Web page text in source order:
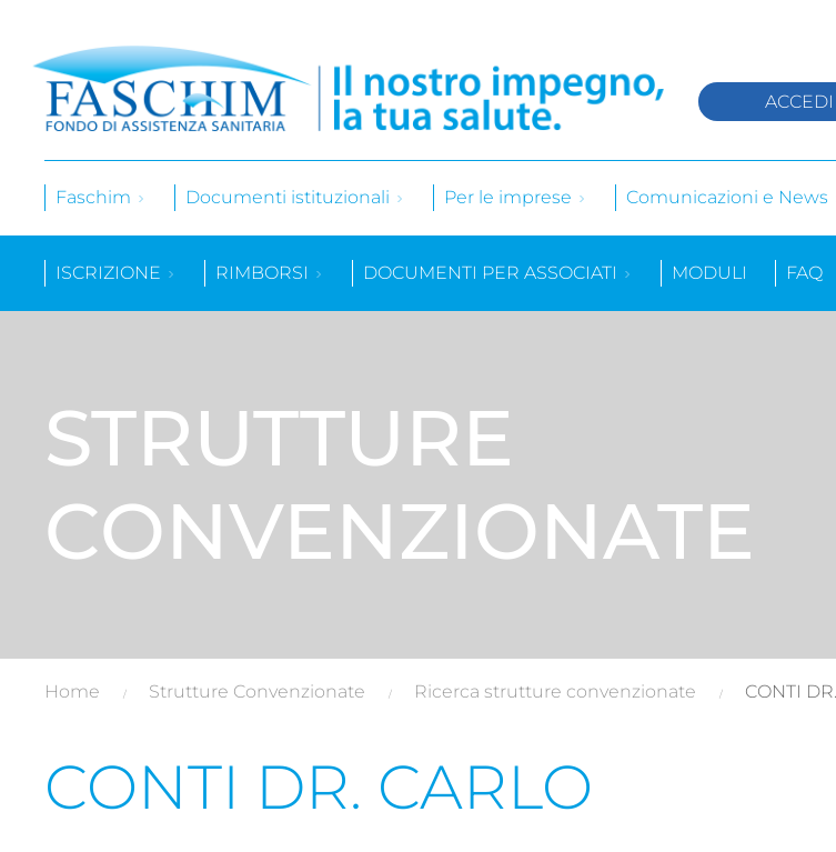
Faschim Documenti istituzionali Per le imprese Comunicazioni e News
ISCRIZIONE RIMBORSI DOCUMENTI PER ASSOCIATI MODULI FAQ
STRUTTURE
CONVENZIONATE
Home Strutture Convenzionate Ricerca strutture convenzionate CONTI
CONTI DR. CARLO